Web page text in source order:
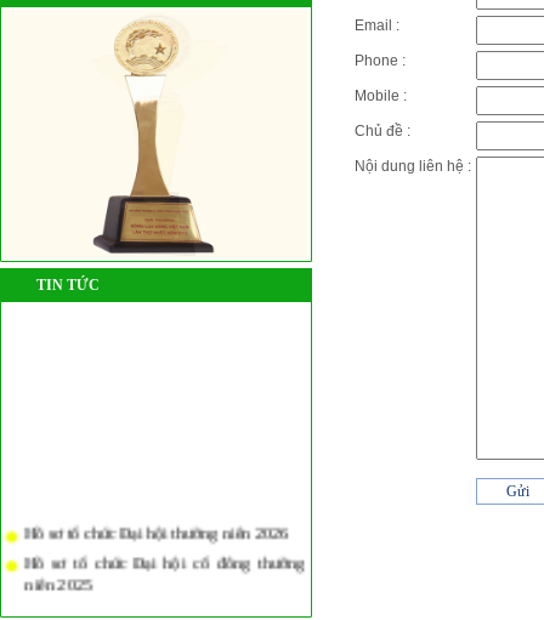
TIN TỨC
Hồ sơ tổ chức Đại hội thường niên 2026
Hồ sơ tổ chức Đại hội cổ đông thường
niên 2025
Email :
Phone :
Mobile :
Chủ đề :
Nội dung liên hệ :